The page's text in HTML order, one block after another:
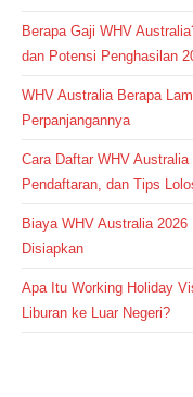
Berapa Gaji WHV
dan Potensi Penghasilan
WHV Australia Berapa
Perpanjangannya
Cara Daftar WHV
Pendaftaran, dan Tips
Biaya WHV Australia
Disiapkan
Apa Itu Working Holiday
Liburan ke Luar Negeri?